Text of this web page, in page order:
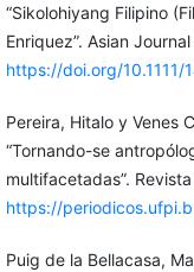
“Sikolohiyang Filipino
Enriquez”. Asian
https://doi.org/
Pereira, Hitalo y Venes
“Tornando-se
multifacetadas”.
https://
Puig de la Bellacasa,